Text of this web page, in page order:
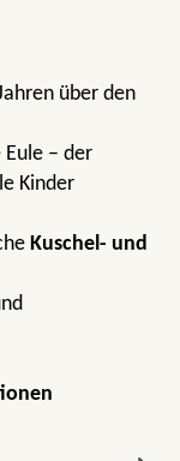
über den
– der
Kinder
Kuschel- und